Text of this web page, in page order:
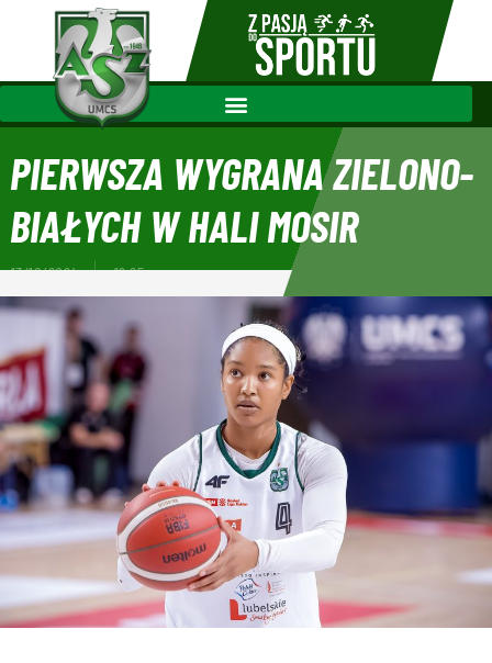
PIERWSZA WYGRANA ZIELONO-
BIAŁYCH W HALI MOSIR
13/10/2024 19:25